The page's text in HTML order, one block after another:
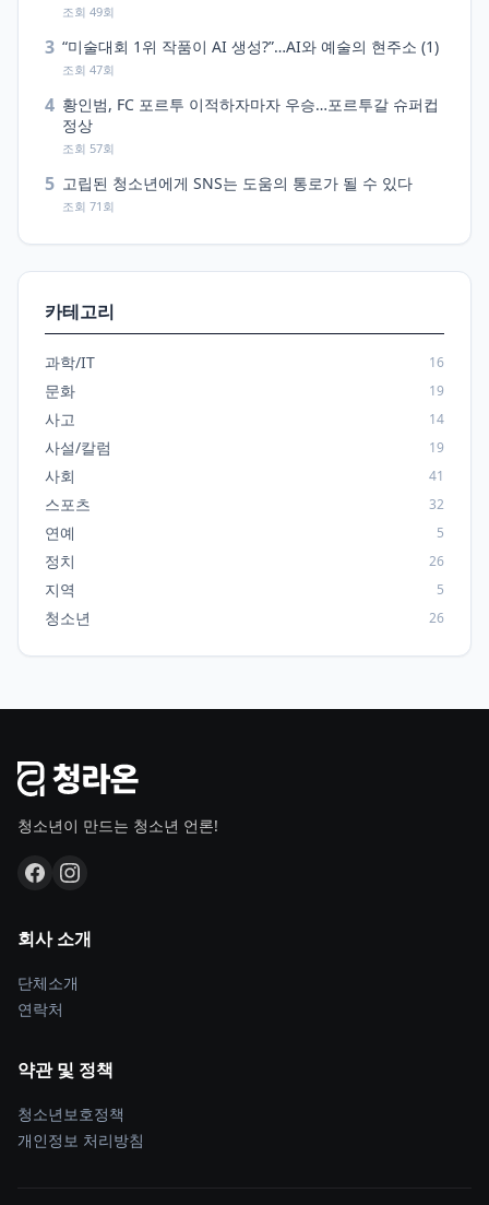
조회 49회
3 “미술대회 1위 작품이 AI 생성?”…AI와 예술의 현주소 (1)
조회 47회
4 황인범, FC 포르투 이적하자마자 우승…포르투갈 슈퍼컵
정상
조회 57회
5 고립된 청소년에게 SNS는 도움의 통로가 될 수 있다
조회 71회
카테고리
과학/IT 16
문화 19
사고 14
사설/칼럼 19
사회 41
스포츠 32
연예 5
정치 26
지역 5
청소년 26
청소년이 만드는 청소년 언론!
회사 소개
단체소개
연락처
약관 및 정책
청소년보호정책
개인정보 처리방침